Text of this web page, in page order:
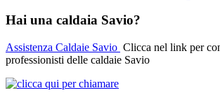
Hai una caldaia Savio?
Assistenza Caldaie Savio Clicca nel link per
professionisti delle caldaie Savio